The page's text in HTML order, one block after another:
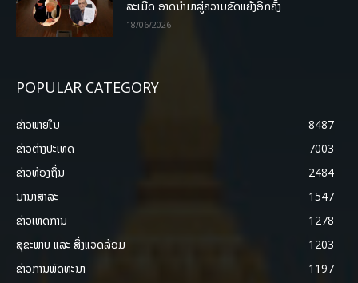
ລະເມີດ ອາດນໍາມາສູ່ຄວາມຂັດແຍ້ງອີກຄັ້ງ
18/06/2026
POPULAR CATEGORY
ຂ່າວພາຍ​ໃນ
8487
ຂ່າວຕ່າງປະເທດ
7003
ຂ່າວທ້ອງຖິ່ນ
2484
ນານາສາລະ
1547
ຂ່າວເຫດການ
1278
ສຸຂະພາບ ແລະ ສີ່ງແວດລ້ອມ
1203
ຂ່າວການພັດທະນາ
1197